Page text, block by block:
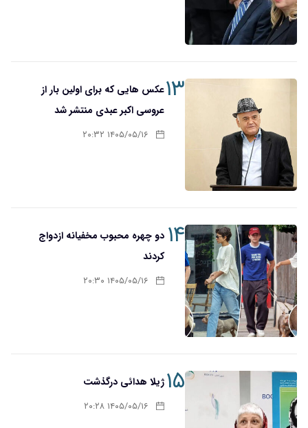
۱۳عکس هایی که برای اولین بار از
عروسی اکبر عبدی منتشر شد
۱۴۰۵/۰۵/۱۶ ۲۰:۳۲
۱۴ دو چهره محبوب مخفیانه ازدواج
کردند
۱۴۰۵/۰۵/۱۶ ۲۰:۳۰
۱۵ژیلا هدائی درگذشت
۱۴۰۵/۰۵/۱۶ ۲۰:۲۸